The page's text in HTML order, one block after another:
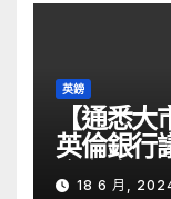
英鎊
【通悉
英倫銀行
金留意 –
18 6 月,